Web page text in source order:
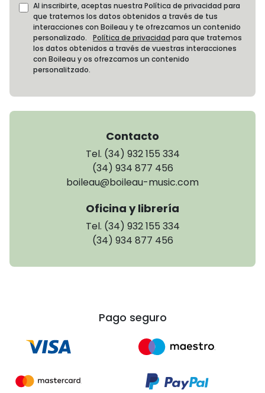
Al inscribirte, aceptas nuestra Política de privacidad para
que tratemos los datos obtenidos a través de tus
interacciones con Boileau y te ofrezcamos un contenido
personalizado. Política de privacidad para que tratemos
los datos obtenidos a través de vuestras interacciones
con Boileau y os ofrezcamos un contenido
personalitzado.
Contacto
Tel. (34) 932 155 334
(34) 934 877 456
boileau@boileau-music.com
Oficina y librería
Tel. (34) 932 155 334
(34) 934 877 456
Pago seguro